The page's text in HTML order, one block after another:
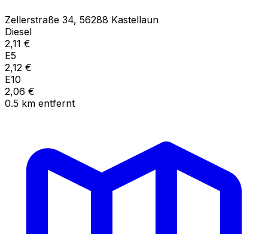
Zellerstraße 34, 56288 Kastellaun
Diesel
2,11 €
E5
2,12 €
E10
2,06 €
0.5 km entfernt